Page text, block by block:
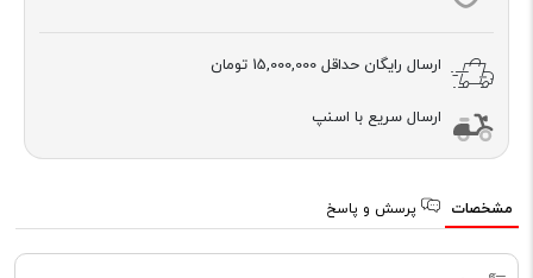
ارسال رایگان حداقل 15,000,000 تومان
ارسال سریع با اسنپ
مشخصات پرسش و پاسخ